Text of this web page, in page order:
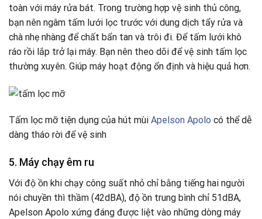
toàn với máy rửa bát. Trong trường hợp vệ sinh thủ công,
bạn nên ngâm tấm lưới lọc trước với dung dịch tẩy rửa và
chà nhẹ nhàng để chất bẩn tan và trôi đi. Để tấm lưới khô
ráo rồi lắp trở lại máy. Bạn nên theo dõi để vệ sinh tấm lọc
thường xuyên. Giúp máy hoạt động ổn định và hiệu quả hơn.
Tấm lọc mỡ tiện dụng của hút mùi Apelson Apolo có thể dễ
dàng tháo rời để vệ sinh
5. Máy chạy êm ru
Với độ ồn khi chạy công suất nhỏ chỉ bằng tiếng hai người
nói chuyền thì thầm (42dBA), độ ồn trung bình chỉ 51dBA,
Apelson Apolo xứng đáng được liệt vào những dòng máy